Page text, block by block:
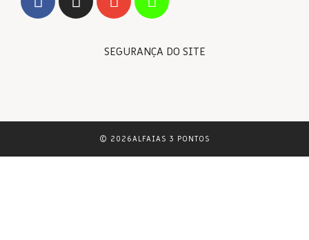
SEGURANÇA DO SITE
© 2026ALFAIAS 3 PONTOS